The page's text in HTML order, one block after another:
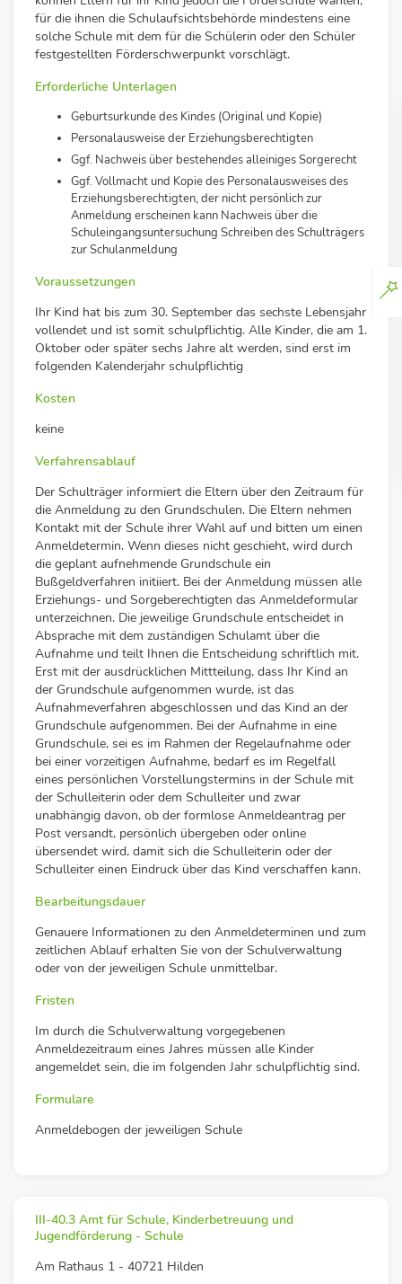
für die ihnen die Schulaufsichtsbehörde mindestens eine
solche Schule mit dem für die Schülerin oder den Schüler
festgestellten Förderschwerpunkt vorschlägt.
Erforderliche Unterlagen
Geburtsurkunde des Kindes (Original und Kopie)
Personalausweise der Erziehungsberechtigten
Ggf. Nachweis über bestehendes alleiniges Sorgerecht
Ggf. Vollmacht und Kopie des Personalausweises des
Erziehungsberechtigten, der nicht persönlich zur
Anmeldung erscheinen kann Nachweis über die
Schuleingangsuntersuchung Schreiben des Schulträgers
zur Schulanmeldung
Voraussetzungen
Ihr Kind hat bis zum 30. September das sechste Lebensjahr
vollendet und ist somit schulpflichtig. Alle Kinder, die am 1.
Oktober oder später sechs Jahre alt werden, sind erst im
folgenden Kalenderjahr schulpflichtig
Kosten
keine
Verfahrensablauf
Der Schulträger informiert die Eltern über den Zeitraum für
die Anmeldung zu den Grundschulen. Die Eltern nehmen
Kontakt mit der Schule ihrer Wahl auf und bitten um einen
Anmeldetermin. Wenn dieses nicht geschieht, wird durch
die geplant aufnehmende Grundschule ein
Bußgeldverfahren initiiert. Bei der Anmeldung müssen alle
Erziehungs- und Sorgeberechtigten das Anmeldeformular
unterzeichnen. Die jeweilige Grundschule entscheidet in
Absprache mit dem zuständigen Schulamt über die
Aufnahme und teilt Ihnen die Entscheidung schriftlich mit.
Erst mit der ausdrücklichen Mittteilung, dass Ihr Kind an
der Grundschule aufgenommen wurde, ist das
Aufnahmeverfahren abgeschlossen und das Kind an der
Grundschule aufgenommen. Bei der Aufnahme in eine
Grundschule, sei es im Rahmen der Regelaufnahme oder
bei einer vorzeitigen Aufnahme, bedarf es im Regelfall
eines persönlichen Vorstellungstermins in der Schule mit
der Schulleiterin oder dem Schulleiter und zwar
unabhängig davon, ob der formlose Anmeldeantrag per
Post versandt, persönlich übergeben oder online
übersendet wird, damit sich die Schulleiterin oder der
Schulleiter einen Eindruck über das Kind verschaffen kann.
Bearbeitungsdauer
Genauere Informationen zu den Anmeldeterminen und zum
zeitlichen Ablauf erhalten Sie von der Schulverwaltung
oder von der jeweiligen Schule unmittelbar.
Fristen
Im durch die Schulverwaltung vorgegebenen
Anmeldezeitraum eines Jahres müssen alle Kinder
angemeldet sein, die im folgenden Jahr schulpflichtig sind.
Formulare
Anmeldebogen der jeweiligen Schule
III-40.3 Amt für Schule, Kinderbetreuung und
Jugendförderung - Schule
Am Rathaus 1 - 40721 Hilden